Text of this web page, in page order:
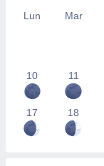
Lun Mar
10 11
17 18